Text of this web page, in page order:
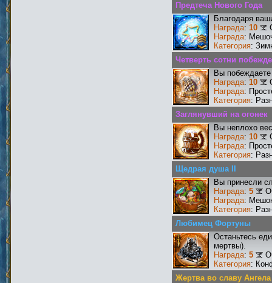
Предтеча Нового Года
Благодаря
Награда: 10
Награда:
Категория:
Четверть сотни
Вы
Награда: 10
Награда:
Категория:
Заглянувший на огонек
Вы неплохо
Награда: 10
Награда:
Категория:
Щедрая душа II
Вы принесли
Награда: 5
Награда:
Категория:
Любимец Фортуны
Останьтесь
мертвы).
Награда: 5
Категория:
Жертва во славу